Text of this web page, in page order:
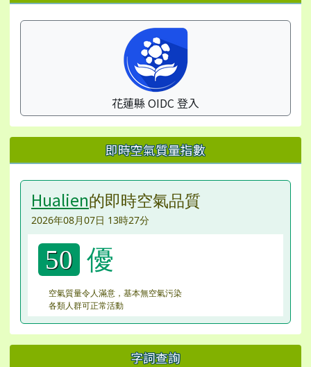
花蓮縣 OIDC 登入
即時空氣質量指數
Hualien的即時空氣品質
2026年08月07日 13時27分
50 優
空氣質量令人滿意，基本無空氣污染
各類人群可正常活動
字詞查詢